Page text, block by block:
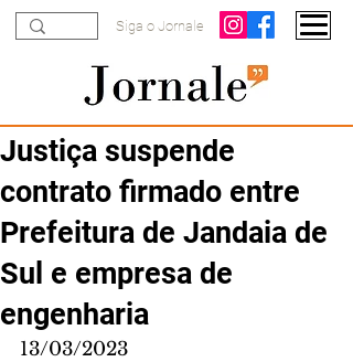
Siga o Jornale
Justiça suspende
contrato firmado entre
Prefeitura de Jandaia de
Sul e empresa de
engenharia
13/03/2023